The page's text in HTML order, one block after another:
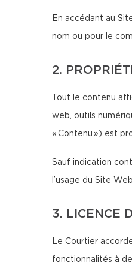
En accédant au
nom ou pour le
2.
Tout le contenu
web, outils
« Contenu ») est
Sauf indication
l’usage du Site
3. LICENCE
Le Courtier
fonctionnalités à